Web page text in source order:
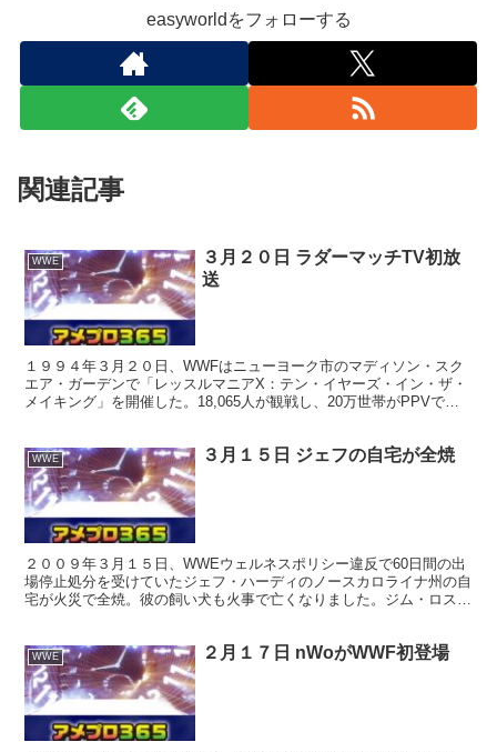
easyworldをフォローする
関連記事
WWE
３月２０日 ラダーマッチTV初放
送
１９９４年３月２０日、WWFはニューヨーク市のマディソン・スク
エア・ガーデンで「レッスルマニアX：テン・イヤーズ・イン・ザ・
メイキング」を開催した。18,065人が観戦し、20万世帯がPPVで視
WWE ３月１５日 ジェフの自宅が全焼
２００９年３月１５日、WWEウェルネスポリシー違反で60日間の出
場停止処分を受けていたジェフ・ハーディのノースカロライナ州の自
宅が火災で全焼。彼の飼い犬も火事で亡くなりました。ジム・ロスは
WWE ２月１７日 nWoがWWF初登場